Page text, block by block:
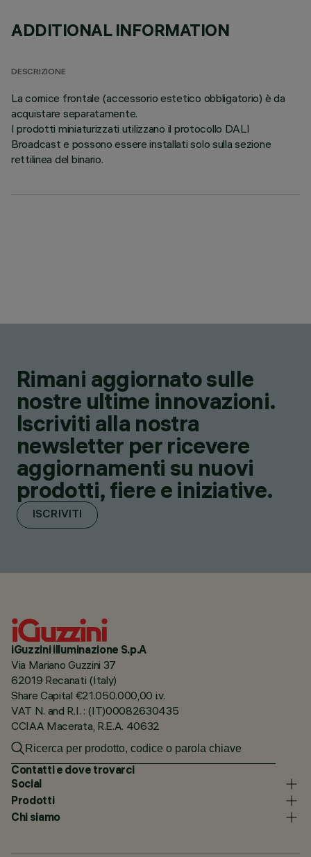
ADDITIONAL INFORMATION
DESCRIZIONE
La cornice frontale (accessorio estetico obbligatorio) è da
acquistare separatamente.
I prodotti miniaturizzati utilizzano il protocollo DALI
Broadcast e possono essere installati solo sulla sezione
rettilinea del binario.
Rimani aggiornato sulle
nostre ultime innovazioni.
Iscriviti alla nostra
newsletter per ricevere
aggiornamenti su nuovi
prodotti, fiere e iniziative.
ISCRIVITI
iGuzzini illuminazione S.p.A
Via Mariano Guzzini 37
62019 Recanati (Italy)
Share Capital €21.050.000,00 i.v.
VAT N. and R.I. : (IT)00082630435
CCIAA Macerata, R.E.A. 40632
Contatti e dove trovarci
Social
Prodotti
Chi siamo